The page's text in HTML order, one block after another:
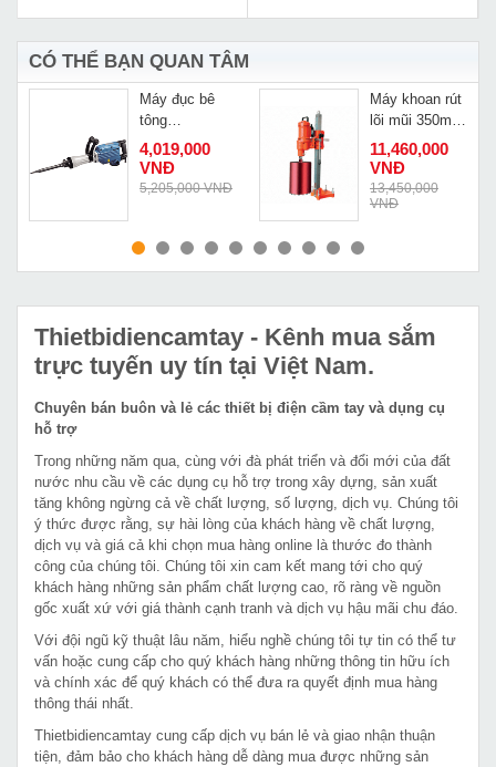
CÓ THỂ BẠN QUAN TÂM
MUA NGAY
Máy đục bê
tông
Dongcheng
Z1G-FF-15
4,019,000
VNĐ
5,205,000 VNĐ
MUA NGAY
Máy khoan rút
lõi mũi 350mm
Kamiko SCY-
3050
11,460,000
VNĐ
13,450,000
VNĐ
Thietbidiencamtay - Kênh mua sắm
trực tuyến uy tín tại Việt Nam.
Chuyên bán buôn và lẻ các thiết bị điện cầm tay và dụng cụ
hỗ trợ
Trong những năm qua, cùng với đà phát triển và đổi mới của đất
nước nhu cầu về các dụng cụ hỗ trợ trong xây dựng, sản xuất
tăng không ngừng cả về chất lượng, số lượng, dịch vụ. Chúng tôi
ý thức được rằng, sự hài lòng của khách hàng về chất lượng,
dịch vụ và giá cả khi chọn mua hàng online là thước đo thành
công của chúng tôi. Chúng tôi xin cam kết mang tới cho quý
khách hàng những sản phẩm chất lượng cao, rõ ràng về nguồn
gốc xuất xứ với giá thành cạnh tranh và dịch vụ hậu mãi chu đáo.
Với đội ngũ kỹ thuật lâu năm, hiểu nghề chúng tôi tự tin có thể tư
vấn hoặc cung cấp cho quý khách hàng những thông tin hữu ích
và chính xác để quý khách có thể đưa ra quyết định mua hàng
thông thái nhất.
Thietbidiencamtay cung cấp dịch vụ bán lẻ và giao nhận thuận
tiện, đảm bảo cho khách hàng dễ dàng mua được những sản